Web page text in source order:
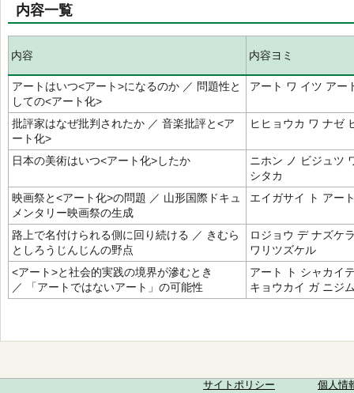
内容一覧
内容 内容ヨミ
アートはいつ<アート>になるのか ／ 問題性と
しての<アート化>
アート ワ イツ アー
批評家はなぜ批判されたか ／ 音楽批評と<ア
ート化>
ヒヒョウカ ワ ナゼ
日本の美術はいつ<アート化>したか
ニホン ノ ビジュツ
シタカ
映画祭と<アート化>の問題 ／ 山形国際ドキュ
メンタリー映画祭の生成
エイガサイ ト アー
路上で名付けられる側に回り続ける ／ きむら
としろうじんじんの野点
ロジョウ デ ナズケ
ワリツズケル
<アート>と社会的実践の境界が滲むとき
／ 「アートではないアート」の可能性
アート ト シャカイ
キョウカイ ガ ニジ
サイトポリシー 個人情